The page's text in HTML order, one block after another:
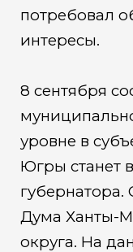
потребовал
интересы.
8 сентября
уровне в
Югры станет
Дума Ханты-
округа. На